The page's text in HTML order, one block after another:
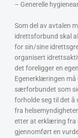
– Generelle
Som del av avtalen
idrettsforbund skal
for sin/sine
organisert
det foreligger en
Egenerklæringen må
særforbundet som
forholde seg til det å
fra
etter at erklæring fra
gjennomført en